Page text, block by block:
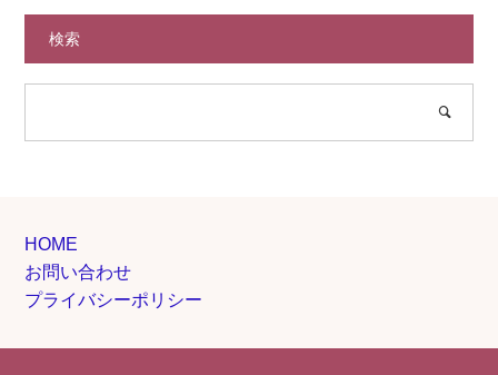
検索
HOME
お問い合わせ
プライバシーポリシー